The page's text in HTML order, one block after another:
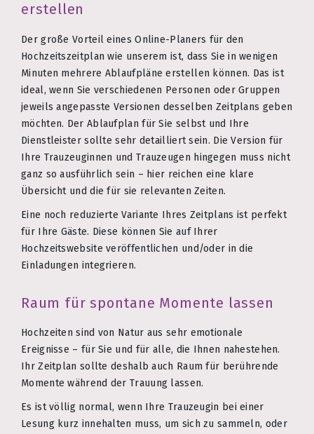
erstellen
Der große Vorteil eines Online-Planers für den
Hochzeitszeitplan wie unserem ist, dass Sie in wenigen
Minuten mehrere Ablaufpläne erstellen können. Das ist
ideal, wenn Sie verschiedenen Personen oder Gruppen
jeweils angepasste Versionen desselben Zeitplans geben
möchten. Der Ablaufplan für Sie selbst und Ihre
Dienstleister sollte sehr detailliert sein. Die Version für
Ihre Trauzeuginnen und Trauzeugen hingegen muss nicht
ganz so ausführlich sein – hier reichen eine klare
Übersicht und die für sie relevanten Zeiten.
Eine noch reduzierte Variante Ihres Zeitplans ist perfekt
für Ihre Gäste. Diese können Sie auf Ihrer
Hochzeitswebsite veröffentlichen und/oder in die
Einladungen integrieren.
Raum für spontane Momente lassen
Hochzeiten sind von Natur aus sehr emotionale
Ereignisse – für Sie und für alle, die Ihnen nahestehen.
Ihr Zeitplan sollte deshalb auch Raum für berührende
Momente während der Trauung lassen.
Es ist völlig normal, wenn Ihre Trauzeugin bei einer
Lesung kurz innehalten muss, um sich zu sammeln, oder